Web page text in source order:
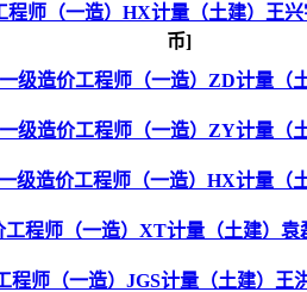
程师（一造）HX计量（土建）王
币]
级造价工程师（一造）ZD计量（
级造价工程师（一造）ZY计量（
级造价工程师（一造）HX计量（
工程师（一造）XT计量（土建）袁
程师（一造）JGS计量（土建）王